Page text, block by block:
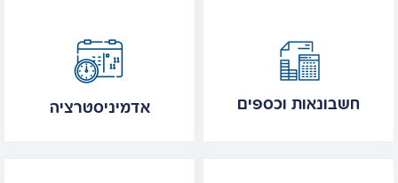
אדמיניסטרציה חשבונאות וכספים